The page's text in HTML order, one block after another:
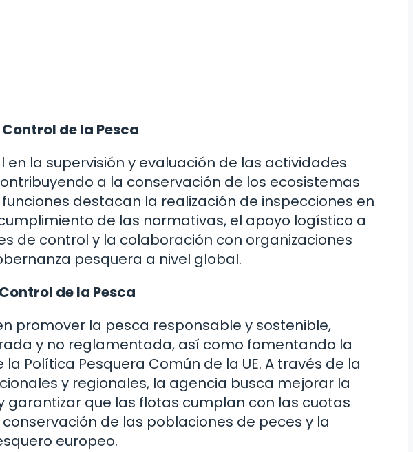
de la Pesca
en la supervisión y evaluación de las actividades
a la conservación de los ecosistemas
destacan la realización de inspecciones en
de las normativas, el apoyo logístico a
de control y la colaboración con organizaciones
pesquera a nivel global.
de la Pesca
promover la pesca responsable y sostenible,
y no reglamentada, así como fomentando la
Política Pesquera Común de la UE. A través de la
y regionales, la agencia busca mejorar la
garantizar que las flotas cumplan con las cuotas
de las poblaciones de peces y la
europeo.